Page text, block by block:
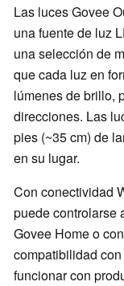
Las luces Govee
una fuente de luz
una selección de
que cada luz en
lúmenes de brillo,
direcciones. Las
pies (~35 cm) de
en su lugar.
Con conectividad
puede controlarse
Govee Home o
compatibilidad
funcionar con